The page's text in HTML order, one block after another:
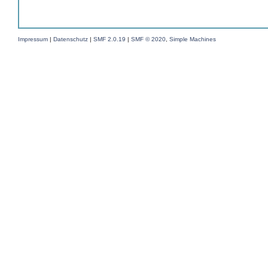
Impressum | Datenschutz | SMF 2.0.19 | SMF © 2020, Simple Machines